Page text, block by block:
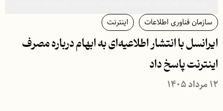
سازمان فناوری اطلاعات اینترنت
ایرانسل با انتشار اطلاعیه‌ای به ابهام درباره مصرف
اینترنت پاسخ داد
۱۲ مرداد ۱۴۰۵